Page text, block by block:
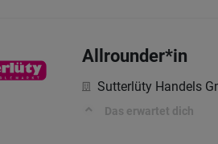
Allrounder*in
Sutterlüty Handels
Das erwartet dich